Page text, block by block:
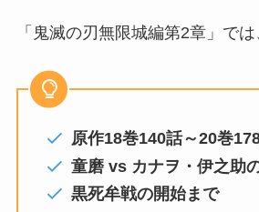
「鬼滅の刃無限城編第2章」では
原作18巻140話～20巻
童磨 vs カナヲ・伊之助
黒死牟戦の開始まで